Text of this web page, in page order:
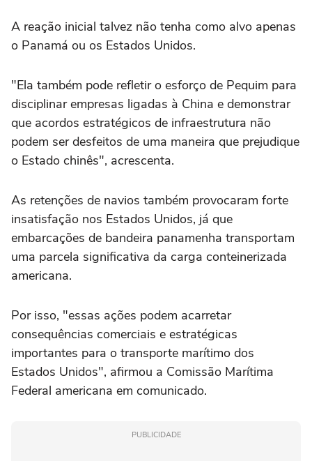
A reação inicial talvez não tenha como alvo apenas
o Panamá ou os Estados Unidos.
"Ela também pode refletir o esforço de Pequim para
disciplinar empresas ligadas à China e demonstrar
que acordos estratégicos de infraestrutura não
podem ser desfeitos de uma maneira que prejudique
o Estado chinês", acrescenta.
As retenções de navios também provocaram forte
insatisfação nos Estados Unidos, já que
embarcações de bandeira panamenha transportam
uma parcela significativa da carga conteinerizada
americana.
Por isso, "essas ações podem acarretar
consequências comerciais e estratégicas
importantes para o transporte marítimo dos
Estados Unidos", afirmou a Comissão Marítima
Federal americana em comunicado.
PUBLICIDADE